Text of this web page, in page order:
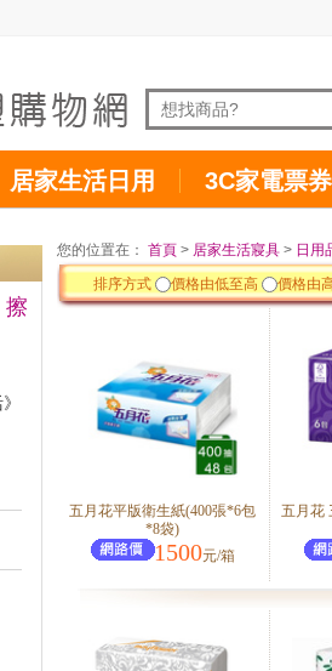
居家生活日用 3C家電票券
擦
您的位置在： 首頁 > 居家生活寢具 > 日用
排序方式
價格由低至高 價格由
五月花平版衛生紙(400張*6包
*8袋)
1500元/箱
五月花